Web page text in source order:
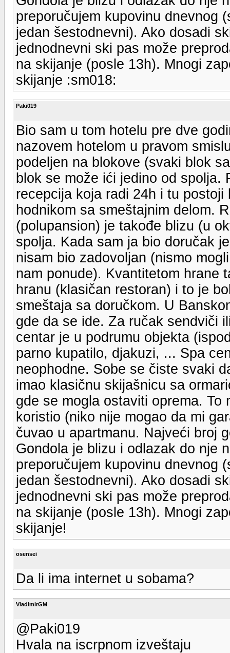
preporučujem kupovinu dnevnog
jedan šestodnevni). Ako dosadi
jednodnevni ski pas može
na skijanje (posle 13h). Mnogi
skijanje :sm018:
Paki019
Bio sam u tom hotelu pre dve
nazovem hotelom u pravom
podeljen na blokove (svaki blok
blok se može ići jedino od
recepcija koja radi 24h i tu
hodnikom sa smeštajnim delom.
(polupansion) je takođe blizu (u
spolja. Kada sam ja bio doručak
nisam bio zadovoljan (nismo
nam ponude). Kvantitetom hrane
hranu (klasičan restoran) i to je
smeštaja sa doručkom. U
gde da se ide. Za ručak sendviči
centar je u podrumu objekta
parno kupatilo, djakuzi, ... Spa
neophodne. Sobe se čiste svaki
imao klasičnu skijašnicu sa
gde se mogla ostaviti oprema.
koristio (niko nije mogao da mi
čuvao u apartmanu. Najveći broj
Gondola je blizu i odlazak do nje
preporučujem kupovinu dnevnog
jedan šestodnevni). Ako dosadi
jednodnevni ski pas može
na skijanje (posle 13h). Mnogi
skijanje!
osensei
Da li ima internet u sobama?
VladimirGM
@Paki019
Hvala na iscrpnom izveštaju